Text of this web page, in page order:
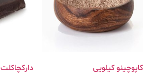
کاپوچینو کیلویی دارکچاکلت